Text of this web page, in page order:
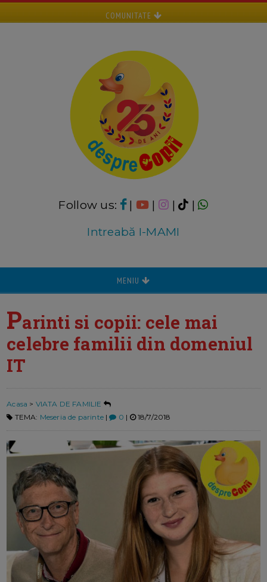
COMUNITATE
Follow us: | | |
|
Intreabă I-MAMI
MENIU
Parinti si copii: cele mai
celebre familii din domeniul
IT
Acasa > VIATA DE FAMILIE
TEMA: Meseria de parinte| 0 | 18/7/2018